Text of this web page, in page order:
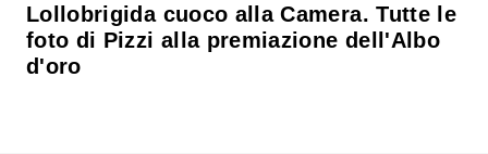
Lollobrigida cuoco alla Camera. Tutte le
foto di Pizzi alla premiazione dell'Albo
d'oro